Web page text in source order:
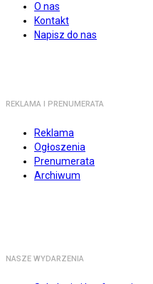
O nas
Kontakt
Napisz do nas
REKLAMA I PRENUMERATA
Reklama
Ogłoszenia
Prenumerata
Archiwum
NASZE WYDARZENIA